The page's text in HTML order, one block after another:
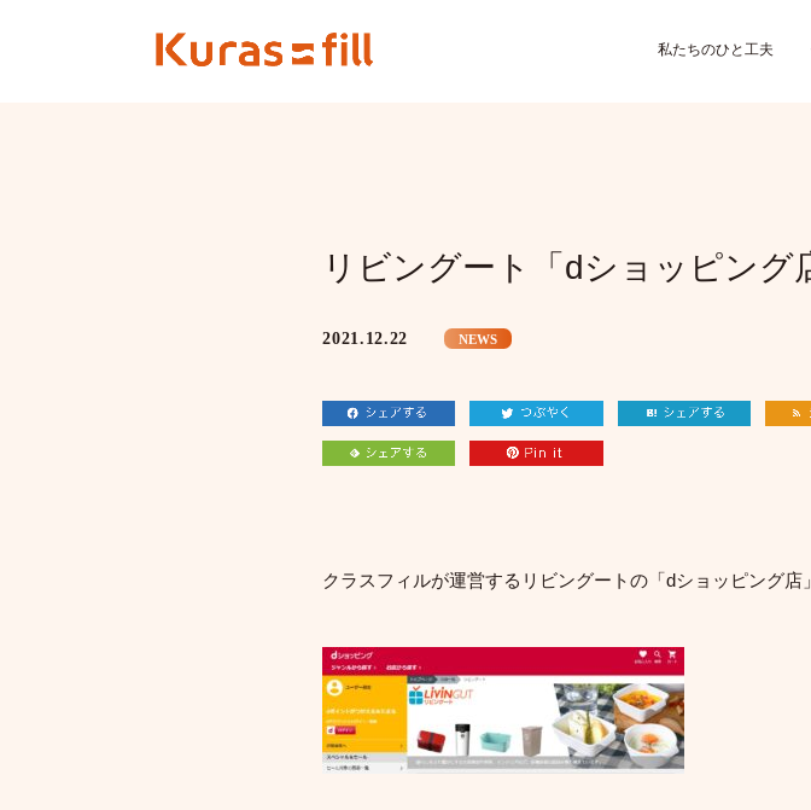
私たちのひと工夫
リビングート「dショッピング
2021.12.22 NEWS
クラスフィルが運営するリビングートの「dショッピング店